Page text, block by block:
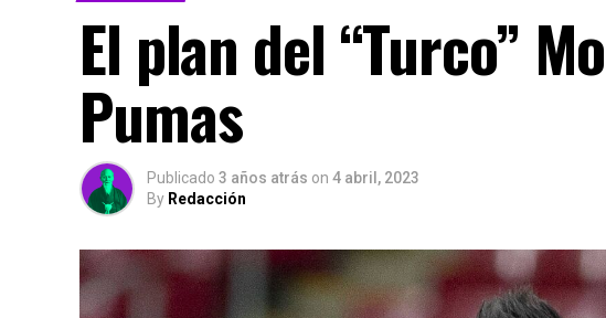
El plan del “Turco”
Pumas
Publicado 3 años atrás on 4 abril, 2023
By Redacción